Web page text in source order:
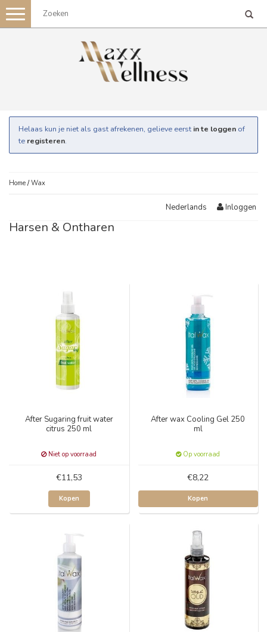
Toggle
navigation
Helaas kun je niet als gast afrekenen, gelieve eerst in te loggen of
te registeren.
Home /Wax
Nederlands Inloggen
Harsen & Ontharen
After Sugaring fruit water
citrus 250 ml
Niet op voorraad
€11,53
Kopen
After wax Cooling Gel 250
ml
Op voorraad
€8,22
Kopen